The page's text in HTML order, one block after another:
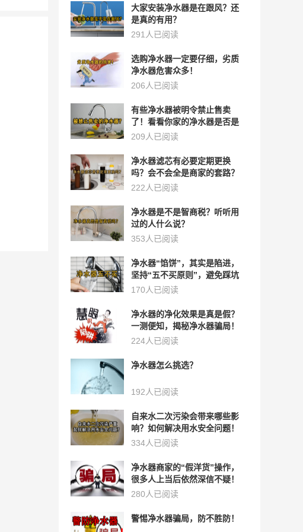
大家安装净水器是在跟风？还
是真的有用？
291人已阅读
选购净水器一定要仔细，劣质
净水器危害众多！
206人已阅读
有些净水器被明令禁止售卖
了！看看你家的净水器是否是
其中之一？
209人已阅读
净水器滤芯有必要定期更换
吗？会不会全是商家的套路？
222人已阅读
净水器是不是智商税？听听用
过的人什么说？
353人已阅读
净水器“馅饼”，其实是陷进，
坚持“五不买原则”，避免踩坑
170人已阅读
净水器的净化效果是真是假？
一测便知，揭秘净水器骗局！
224人已阅读
净水器怎么挑选？
192人已阅读
自来水二次污染会带来哪些影
响？如何解决用水安全问题！
334人已阅读
净水器商家的“假洋货”操作，
很多人上当后依然深信不疑！
280人已阅读
警惕净水器骗局，防不胜防！